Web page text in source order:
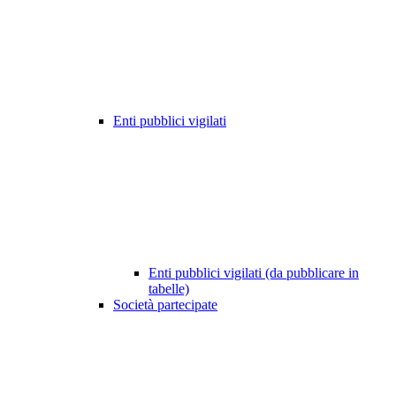
Enti pubblici vigilati
Enti pubblici vigilati (da pubblicare in
tabelle)
Società partecipate